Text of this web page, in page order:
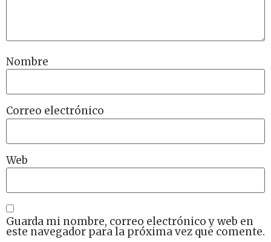
Nombre
Correo electrónico
Web
Guarda mi nombre, correo electrónico y web en
este navegador para la próxima vez que comente.